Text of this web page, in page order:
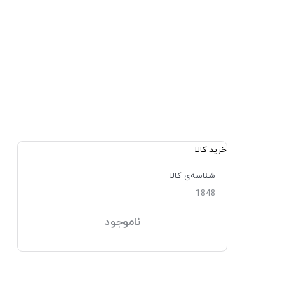
خرید کالا
شناسه‌ی کالا
1848
ناموجود